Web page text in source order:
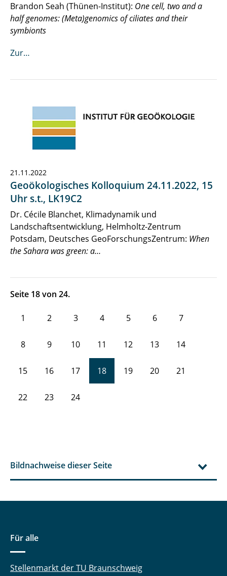
Brandon Seah (Thünen-Institut): One cell, two and a
half genomes: (Meta)genomics of ciliates and their
symbionts
Zur…
21.11.2022
Geoökologisches Kolloquium 24.11.2022, 15
Uhr s.t., LK19C2
Dr. Cécile Blanchet, Klimadynamik und
Landschaftsentwicklung, Helmholtz-Zentrum
Potsdam, Deutsches GeoForschungsZentrum: When
the Sahara was green: a…
Seite 18 von 24.
1 2 3 4 5 6 7
8 9 10 11 12 13 14
15 16 17 18 19 20 21
22 23 24
Bildnachweise dieser Seite
Für alle
Stellenmarkt der TU Braunschweig